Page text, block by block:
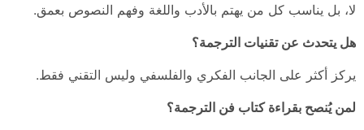
لا، بل يناسب كل من يهتم بالأدب واللغة وفهم النصوص بعمق.
هل يتحدث عن تقنيات الترجمة؟
يركز أكثر على الجانب الفكري والفلسفي وليس التقني فقط.
لمن يُنصح بقراءة كتاب فن الترجمة؟